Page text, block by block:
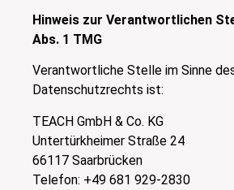
Hinweis zur Verantwortlichen
Abs. 1 TMG
Verantwortliche Stelle im Sinne
Datenschutzrechts ist:
TEACH GmbH & Co. KG
Untertürkheimer Straße 24
66117 Saarbrücken
Telefon: +49 681 929-2830